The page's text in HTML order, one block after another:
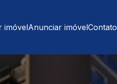
imóvelAnunciar imóvelContato